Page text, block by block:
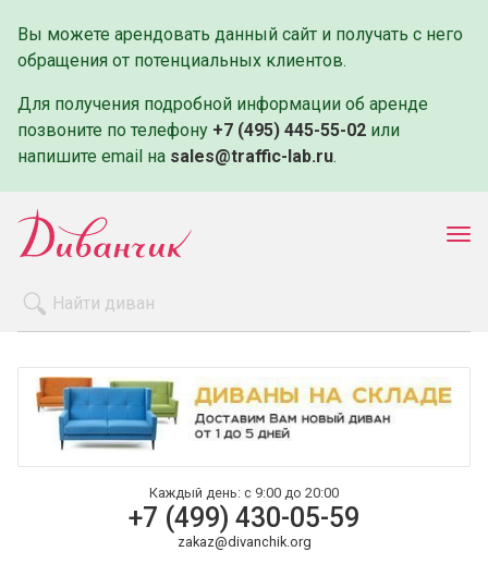
Вы можете арендовать данный сайт и получать с него
обращения от потенциальных клиентов.
Для получения подробной информации об аренде
позвоните по телефону +7 (495) 445-55-02 или
напишите email на sales@traffic-lab.ru.
Оплата и доставка
Контакты
Каждый день: с 9:00 до 20:00
+7 (499) 430-05-59
zakaz@divanchik.org